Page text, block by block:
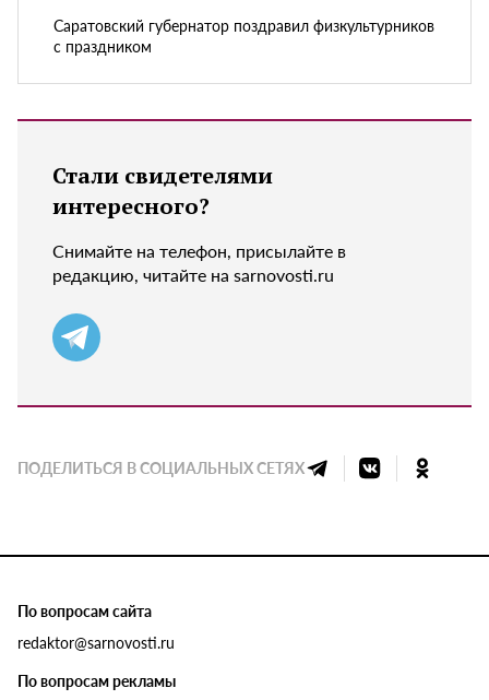
Саратовский губернатор поздравил физкультурников
с праздником
Стали свидетелями
интересного?
Снимайте на телефон, присылайте в
редакцию, читайте на sarnovosti.ru
ПОДЕЛИТЬСЯ В СОЦИАЛЬНЫХ СЕТЯХ
По вопросам сайта
redaktor@sarnovosti.ru
По вопросам рекламы